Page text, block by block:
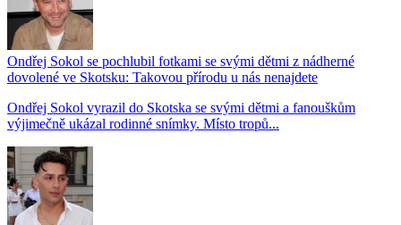
Ondřej Sokol se pochlubil fotkami se svými dětmi z nádherné
dovolené ve Skotsku: Takovou přírodu u nás nenajdete
Ondřej Sokol vyrazil do Skotska se svými dětmi a fanouškům
výjimečně ukázal rodinné snímky. Místo tropů...